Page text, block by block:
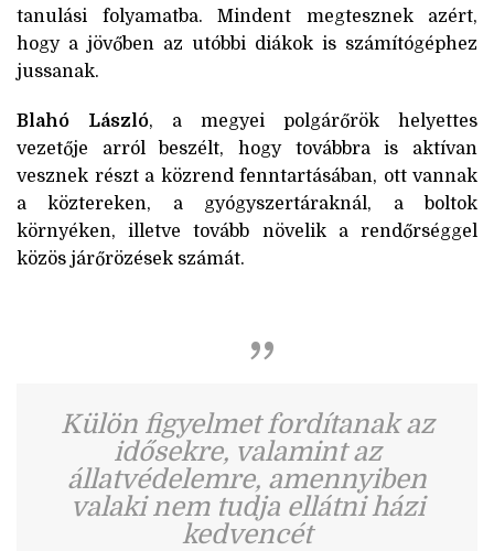
tanulási folyamatba. Mindent megtesznek azért,
hogy a jövőben az utóbbi diákok is számítógéphez
jussanak.
Blahó László, a megyei polgárőrök helyettes
vezetője arról beszélt, hogy továbbra is aktívan
vesznek részt a közrend fenntartásában, ott vannak
a köztereken, a gyógyszertáraknál, a boltok
környéken, illetve tovább növelik a rendőrséggel
közös járőrözések számát.
Külön figyelmet fordítanak az
idősekre, valamint az
állatvédelemre, amennyiben
valaki nem tudja ellátni házi
kedvencét